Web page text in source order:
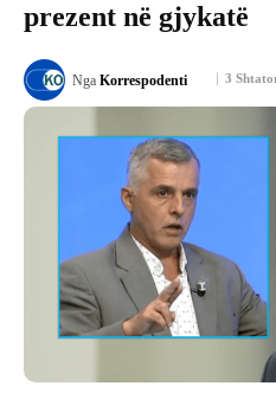
prezent në gjykatë
3
Nga Korrespodenti